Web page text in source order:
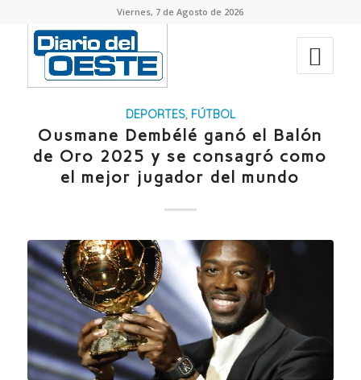
Viernes, 7 de Agosto de 2026
DEPORTES, FÚTBOL
Ousmane Dembélé ganó el Balón
de Oro 2025 y se consagró como
el mejor jugador del mundo